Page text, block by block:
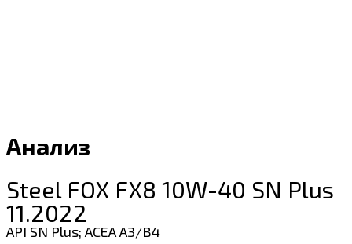
Анализ
Steel FOX FX8 10W-40 SN Plus
11.2022
API SN Plus; ACEA A3/B4